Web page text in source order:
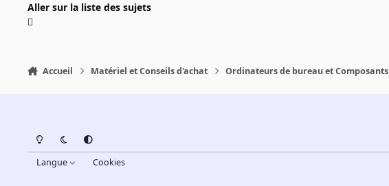
Aller sur la liste des sujets
Accueil Matériel et Conseils d'achat Ordinateurs de bureau et Composants
Light ModeDark ModeSystem Preference
Langue Cookies